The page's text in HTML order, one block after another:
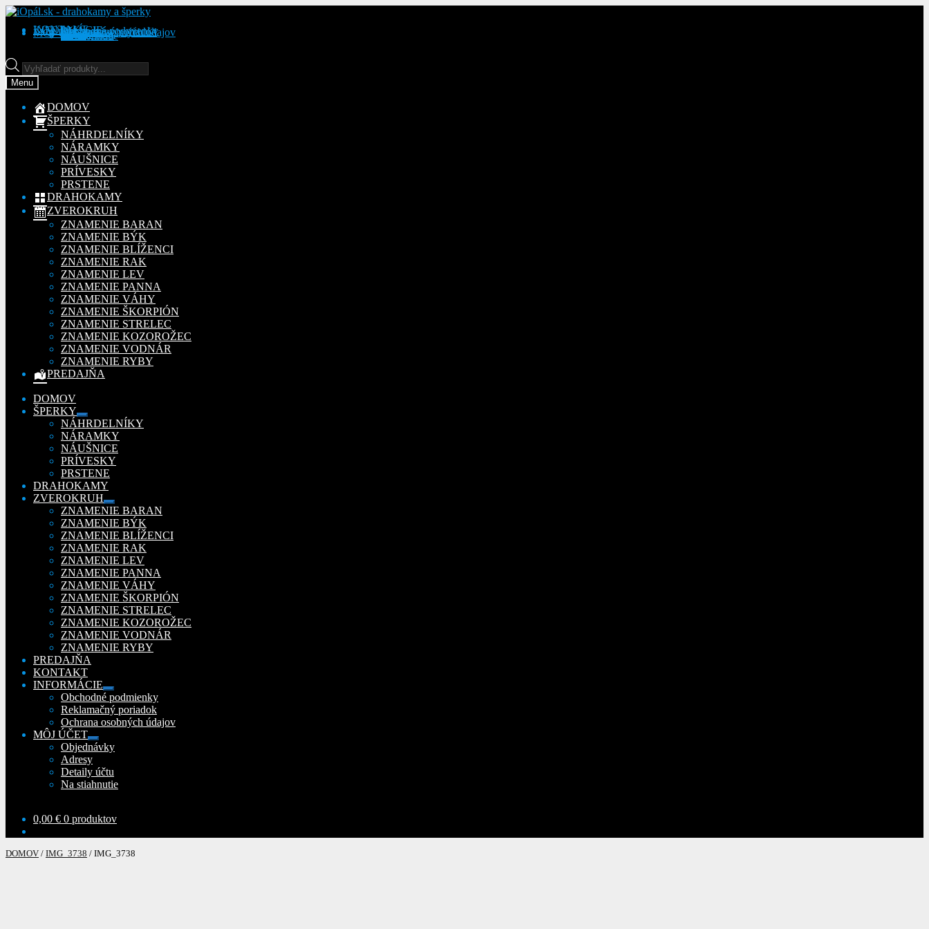
Preskočiť
navigáciu
Preskočiť
obsah
KONTAKT
INFORMÁCIE
Obchodné podmienky
Reklamačný poriadok
Ochrana osobných údajov
MÔJ ÚČETObjednávky
Adresy
Detaily účtu
Na stiahnutie
Products
search
Menu
DOMOV
ŠPERKY
NÁHRDELNÍKY
NÁRAMKY
NÁUŠNICE
PRÍVESKY
PRSTENE
DRAHOKAMY
ZVEROKRUH
ZNAMENIE BARAN
ZNAMENIE BÝK
ZNAMENIE BLÍŽENCI
ZNAMENIE RAK
ZNAMENIE LEV
ZNAMENIE PANNA
ZNAMENIE VÁHY
ZNAMENIE ŠKORPIÓN
ZNAMENIE STRELEC
ZNAMENIE KOZOROŽEC
ZNAMENIE VODNÁR
ZNAMENIE RYBY
PREDAJŇA
DOMOV
ŠPERKY
Rozbaliť
podradené
menu
NÁHRDELNÍKY
NÁRAMKY
NÁUŠNICE
PRÍVESKY
PRSTENE
DRAHOKAMY
ZVEROKRUH
Rozbaliť
podradené
menu
ZNAMENIE BARAN
ZNAMENIE BÝK
ZNAMENIE BLÍŽENCI
ZNAMENIE RAK
ZNAMENIE LEV
ZNAMENIE PANNA
ZNAMENIE VÁHY
ZNAMENIE ŠKORPIÓN
ZNAMENIE STRELEC
ZNAMENIE KOZOROŽEC
ZNAMENIE VODNÁR
ZNAMENIE RYBY
PREDAJŇA
KONTAKT
INFORMÁCIE
Rozbaliť
podradené
menu
Obchodné podmienky
Reklamačný poriadok
Ochrana osobných údajov
MÔJ ÚČET
Rozbaliť
podradené
Objednávky
Adresy
Detaily účtu
Na stiahnutie
0,00 € 0 produktov
DOMOV / IMG_3738 / IMG_3738